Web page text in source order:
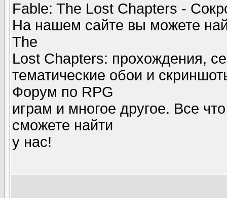
Fable: The Lost Chapters -
На нашем сайте вы можете
The
Lost Chapters: прохождения,
тематические обои и
Форум по RPG
играм и многое другое. Все
сможете найти
у нас!